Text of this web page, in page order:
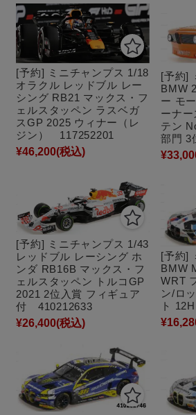
[予約] ミニチャンプス 1/18
オラクル レッドブル レー
シング RB21 マックス・フ
ェルスタッペン ラスベガ
スGP 2025 ウィナー（レ
ジン） 117252201
¥46,200(税込)
[予約]
BMW
ー モ
ーナ
テン
部門
[予約] ミニチャンプス 1/43
レッドブル レーシング ホ
ンダ RB16B マックス・フ
ェルスタッペン トルコGP
2021 2位入賞 フィギュア
付 410212633
¥26,400(税込)
[予約]
BMW
WRT
ン/ロ
ト